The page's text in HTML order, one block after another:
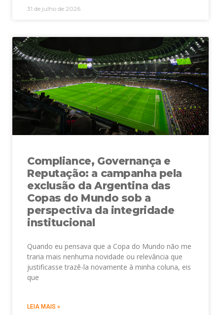
31 de julho de 2026
Compliance, Governança e
Reputação: a campanha pela
exclusão da Argentina das
Copas do Mundo sob a
perspectiva da integridade
institucional
Quando eu pensava que a Copa do Mundo não me
traria mais nenhuma novidade ou relevância que
justificasse trazê-la novamente à minha coluna, eis
que
LEIA MAIS »